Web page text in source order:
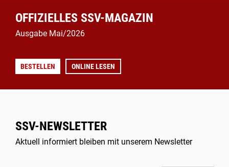
OFFIZIELLES SSV-MAGAZIN
Ausgabe Mai/2026
BESTELLEN ONLINE LESEN
SSV-NEWSLETTER
Aktuell informiert bleiben mit unserem Newsletter